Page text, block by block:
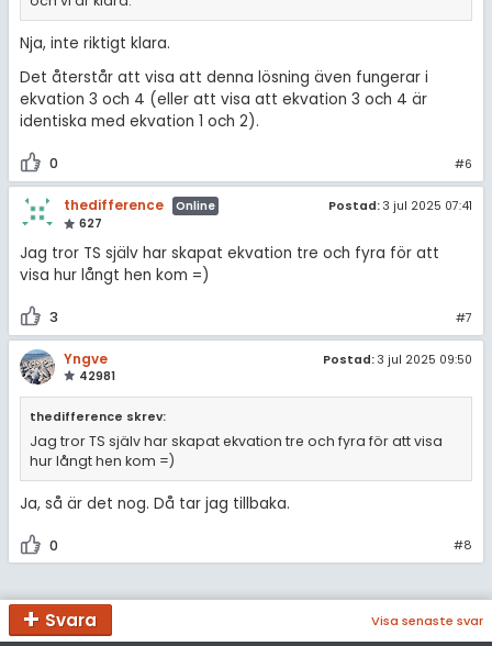
Nja, inte riktigt klara.
Det återstår att visa att denna lösning även fungerar i
ekvation 3 och 4 (eller att visa att ekvation 3 och 4 är
identiska med ekvation 1 och 2).
0 #6
thedifference
Online
627
Postad: 3 jul 2025 07:41
Jag tror TS själv har skapat ekvation tre och fyra för att
visa hur långt hen kom =)
3 #7
Yngve
42981
Postad: 3 jul 2025 09:50
thedifference skrev:
Jag tror TS själv har skapat ekvation tre och fyra för att visa
hur långt hen kom =)
Ja, så är det nog. Då tar jag tillbaka.
0 #8
Svara Visa senaste svar